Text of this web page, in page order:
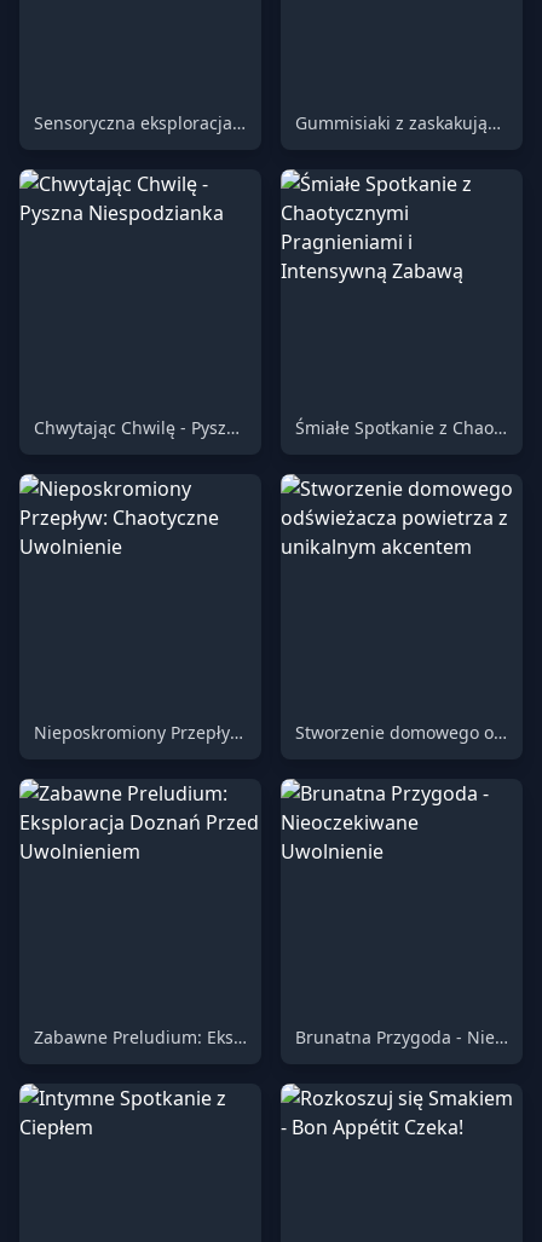
Sensoryczna eksploracja uwolnienia i połączenia Gummisiaki z zaskakującym akcentem
Chwytając Chwilę - Pyszna Niespodzianka Śmiałe Spotkanie z Chaotycznymi Pragnieniami i Intensywną Zabawą
Nieposkromiony Przepływ: Chaotyczne Uwolnienie Stworzenie domowego odświeżacza powietrza z unikalnym akcentem
Zabawne Preludium: Eksploracja Doznań Przed Uwolnieniem Brunatna Przygoda - Nieoczekiwane Uwolnienie